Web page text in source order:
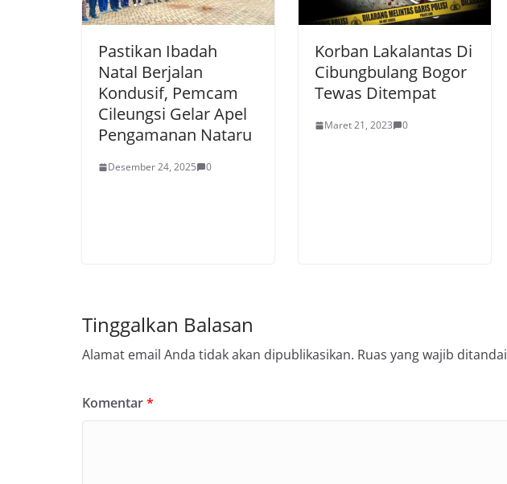
Pastikan Ibadah
Natal Berjalan
Kondusif, Pemcam
Cileungsi Gelar Apel
Pengamanan Nataru
Desember 24, 2025 0
Korban Lakalantas Di
Cibungbulang Bogor
Tewas Ditempat
Maret 21, 2023 0
Tinggalkan Balasan
Alamat email Anda tidak akan dipublikasikan. Ruas yang wajib ditandai
Komentar*